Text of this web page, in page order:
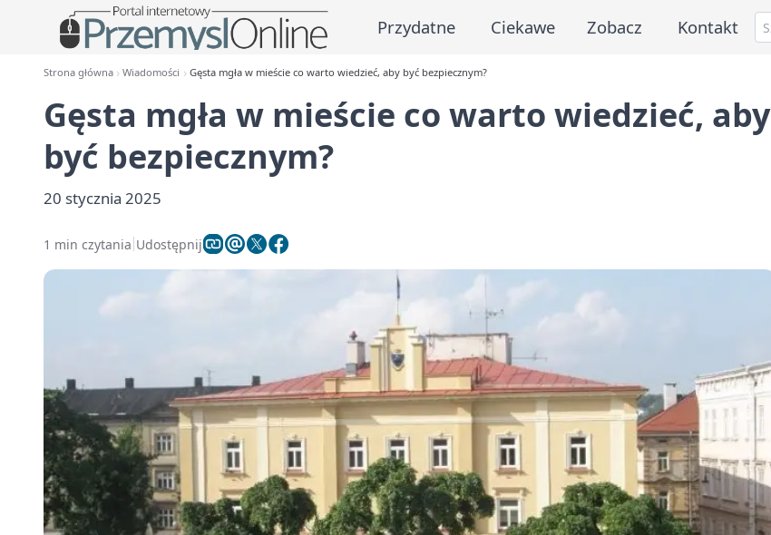
Przydatne Ciekawe Zobacz Kontakt
Strona główna Wiadomości Gęsta mgła w mieście co warto wiedzieć, aby być bezpiecznym?
Gęsta mgła w mieście co warto wiedzieć, aby
być bezpiecznym?
20 stycznia 2025
1 min czytania Udostępnij